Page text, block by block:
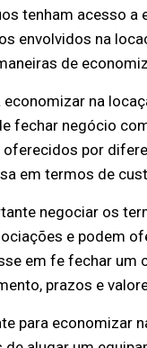
tenham acesso
envolvidos na
de
economizar na
fechar negócio
por
em termos de
negociar os
e podem
em fe fechar um
prazos e
para economizar